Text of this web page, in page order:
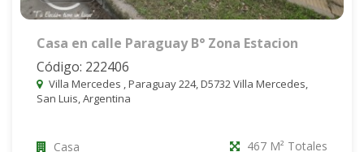
Casa en calle Paraguay B° Zona Estacion
Código: 222406
Villa Mercedes , Paraguay 224, D5732 Villa Mercedes,
San Luis, Argentina
Casa 467 M² Totales